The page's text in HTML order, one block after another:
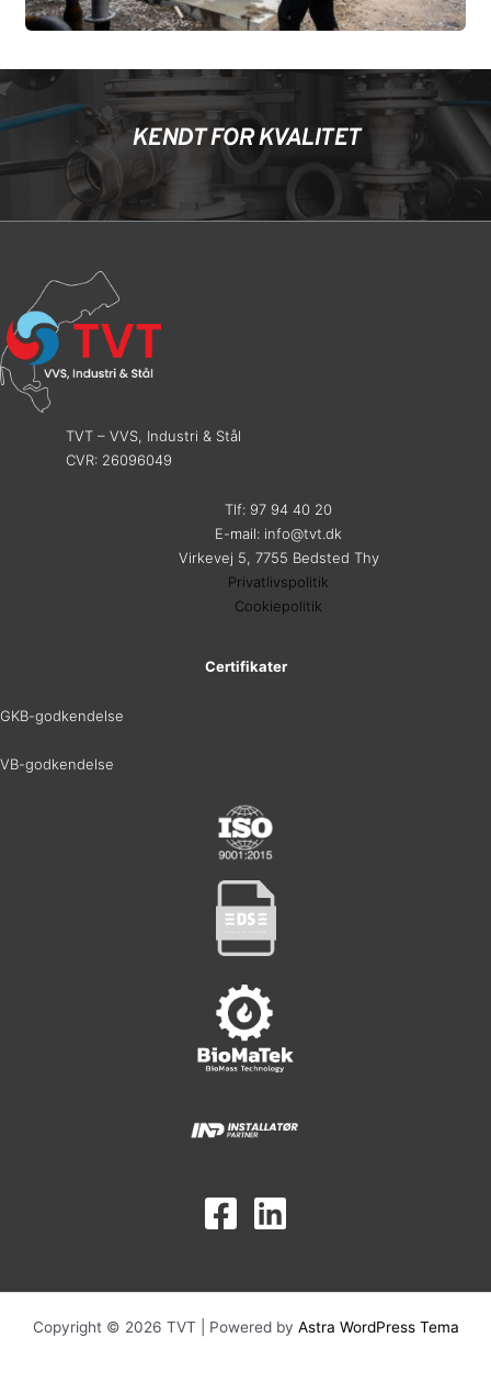
KENDT FOR KVALITET
TVT – VVS, Industri & Stål
CVR: 26096049
Tlf: 97 94 40 20
E-mail: info@tvt.dk
Virkevej 5, 7755 Bedsted Thy
Privatlivspolitik
Cookiepolitik
Certifikater
GKB-godkendelse
VB-godkendelse
Copyright © 2026 TVT | Powered by Astra WordPress Tema